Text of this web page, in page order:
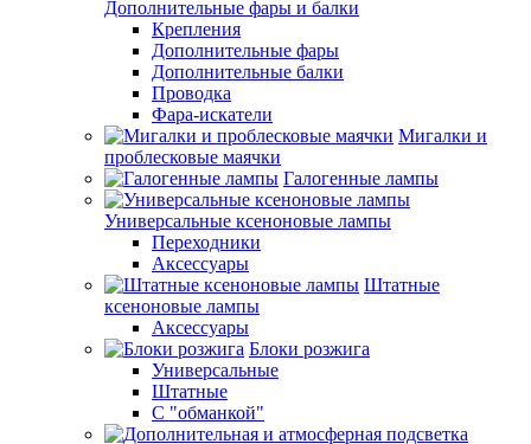
Дополнительные фары и балки
Крепления
Дополнительные фары
Дополнительные балки
Проводка
Фара-искатели
Мигалки и
проблесковые маячки
Галогенные лампы
Универсальные ксеноновые лампы
Переходники
Аксессуары
Штатные
ксеноновые лампы
Аксессуары
Блоки розжига
Универсальные
Штатные
С "обманкой"